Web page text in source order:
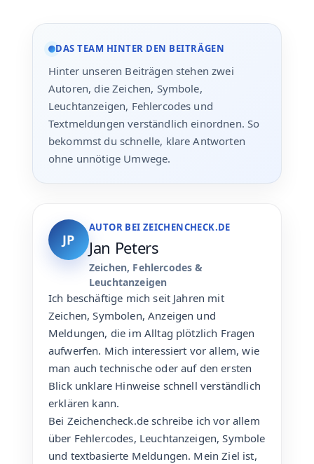
DAS TEAM HINTER DEN BEITRÄGEN
Hinter unseren Beiträgen stehen zwei
Autoren, die Zeichen, Symbole,
Leuchtanzeigen, Fehlercodes und
Textmeldungen verständlich einordnen. So
bekommst du schnelle, klare Antworten
ohne unnötige Umwege.
JP
AUTOR BEI ZEICHENCHECK.DE
Jan Peters
Zeichen, Fehlercodes &
Leuchtanzeigen
Ich beschäftige mich seit Jahren mit
Zeichen, Symbolen, Anzeigen und
Meldungen, die im Alltag plötzlich Fragen
aufwerfen. Mich interessiert vor allem, wie
man auch technische oder auf den ersten
Blick unklare Hinweise schnell verständlich
erklären kann.
Bei Zeichencheck.de schreibe ich vor allem
über Fehlercodes, Leuchtanzeigen, Symbole
und textbasierte Meldungen. Mein Ziel ist,